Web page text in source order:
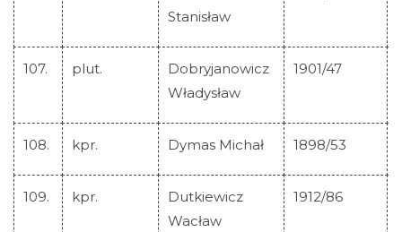
Stanisław
107. plut.
Dobryjanowicz
Władysław
1901/47
108. kpr. Dymas Michał 1898/53
109. kpr.
Dutkiewicz
Wacław
1912/86